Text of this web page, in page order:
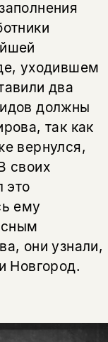
уходившем
два
должны
так как
вернулся,
своих
это
ему
они узнали,
Новгород.